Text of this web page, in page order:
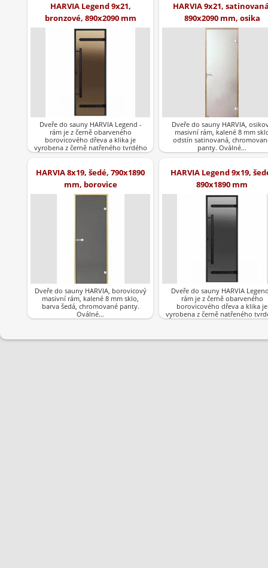
HARVIA Legend 9x21,
bronzové, 890x2090 mm
Dveře do sauny HARVIA Legend -
rám je z černě obarveného
borovicového dřeva a klika je
vyrobena z černě natřeného tvrdého
dřeva.Barva…
HARVIA 9x21,
890x2090 mm, osika
Dveře do sauny HARVIA,
masivní rám, kalené 8 mm
odstín satinovaná,
panty. Oválné…
HARVIA 8x19, šedé, 790x1890
mm, borovice
Dveře do sauny HARVIA, borovicový
masivní rám, kalené 8 mm sklo,
barva šedá, chromované panty.
Oválné…
HARVIA Legend 9x19,
890x1890 mm
Dveře do sauny HARVIA
rám je z černě obarveného
borovicového dřeva a klika je
vyrobena z černě natřeného
dřeva.Barva…